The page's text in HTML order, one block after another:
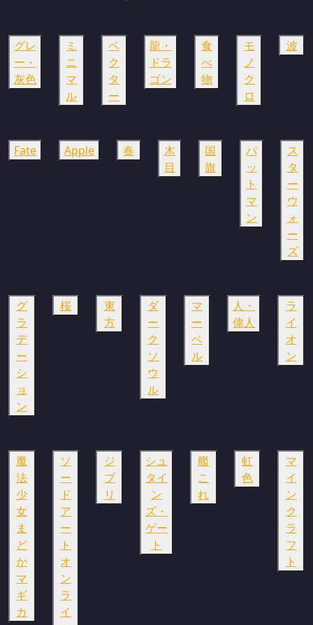
グレ
ー・
灰色
ミ
ニ
マ
ル
ベ
ク
タ
ー
龍・
ドラ
ゴン
食
べ
物
モ
ノ
ク
ロ
波
Fate Apple 春
木
目
国
旗
バ
ッ
ト
マ
ン
ス
タ
ー
ウ
ォ
ー
ズ
グ
ラ
デ
ー
シ
ョ
ン
桜
東
方
ダ
ー
ク
ソ
ウ
ル
マ
ー
ベ
ル
人・
偉人
ラ
イ
オ
ン
魔
法
少
女
ま
ど
か
マ
ギ
カ
ソ
ー
ド
ア
ー
ト
オ
ン
ラ
イ
ジ
ブ
リ
シュ
タイ
ン
ズ・
ゲー
ト
艦
こ
れ
虹
色
マ
イ
ン
ク
ラ
フ
ト